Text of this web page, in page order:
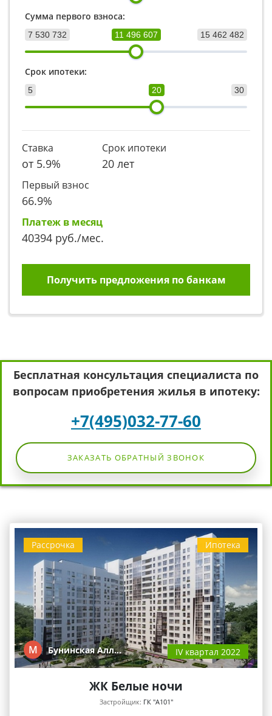
Сумма первого взноса:
7 530 732 15 462 482
11 496 607
Срок ипотеки:
5 30
20
Ставка
от 5.9%
Срок ипотеки
20 лет
Первый взнос
66.9%
Платеж в месяц
40394 руб./мес.
Получить предложения по банкам
Бесплатная консультация специалиста по
вопросам приобретения жилья в ипотеку:
+7(495)032-77-60
ЗАКАЗАТЬ ОБРАТНЫЙ ЗВОНОК
Ипотека
Рассрочка
М Бунинская Алл… IV квартал 2022
ЖК Белые ночи
Застройщик: ГК "А101"